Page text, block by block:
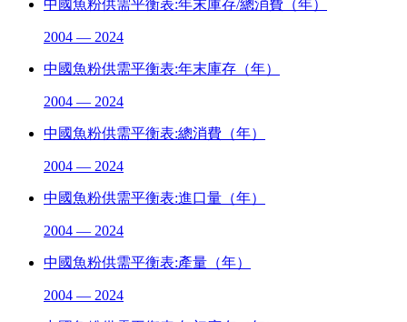
中國魚粉供需平衡表:年末庫存/總消費（年）
2004 — 2024
中國魚粉供需平衡表:年末庫存（年）
2004 — 2024
中國魚粉供需平衡表:總消費（年）
2004 — 2024
中國魚粉供需平衡表:進口量（年）
2004 — 2024
中國魚粉供需平衡表:產量（年）
2004 — 2024